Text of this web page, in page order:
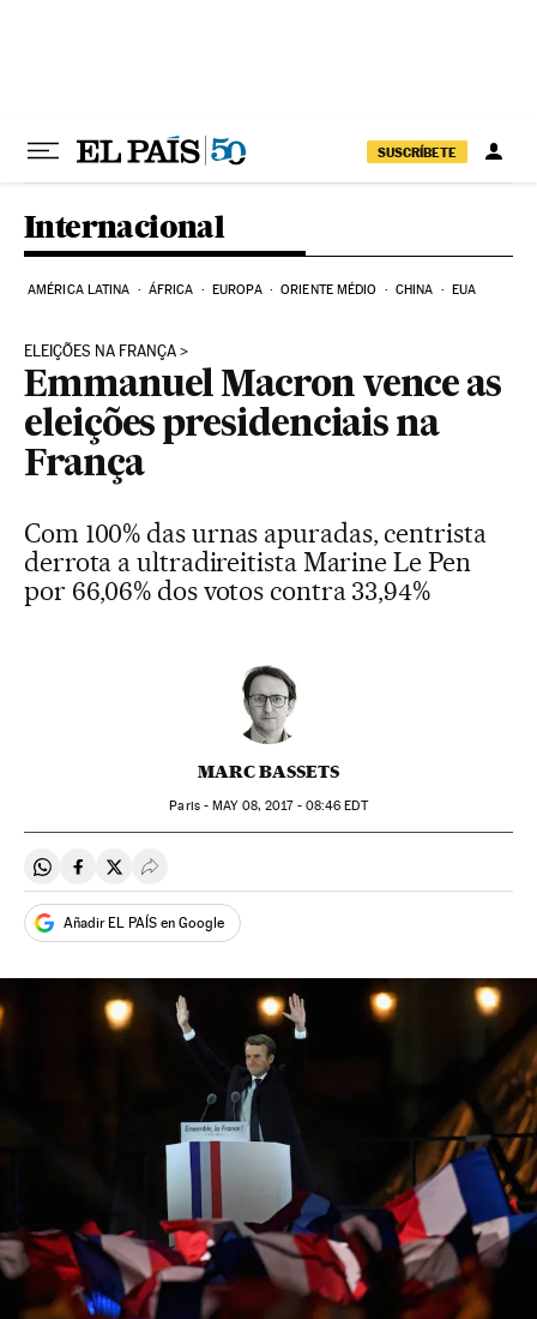
SUSCRÍBETE
Internacional
AMÉRICA LATINA ÁFRICA EUROPA ORIENTE MÉDIO CHINA EUA
ELEIÇÕES NA FRANÇA
Emmanuel Macron vence as
eleições presidenciais na
França
Com 100% das urnas apuradas, centrista
derrota a ultradireitista Marine Le Pen
por 66,06% dos votos contra 33,94%
MARC BASSETS
Paris -MAY08, 2017 - 08:46 EDT
Compartir en Whatsapp
Compartir en Facebook
Compartir en Twitter
Desplegar Redes Sociales
Añadir EL PAÍS en Google